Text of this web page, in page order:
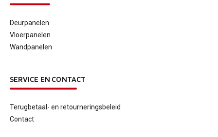
Deurpanelen
Vloerpanelen
Wandpanelen
SERVICE EN CONTACT
Terugbetaal- en retourneringsbeleid
Contact